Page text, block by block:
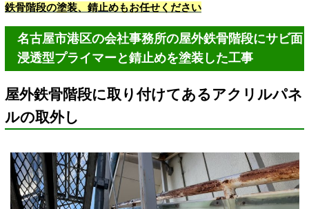
鉄骨階段の塗装、錆止めもお任せください
名古屋市港区の会社事務所の屋外鉄骨階段にサビ面
浸透型プライマーと錆止めを塗装した工事
屋外鉄骨階段に取り付けてあるアクリルパネ
ルの取外し